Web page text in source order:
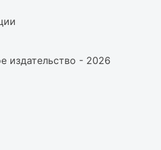
издательство - 2026